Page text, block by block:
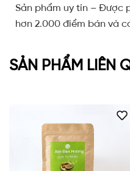
Sản phẩm uy tín – Được
hơn 2.000 điểm bán và
SẢN PHẨM LIÊN